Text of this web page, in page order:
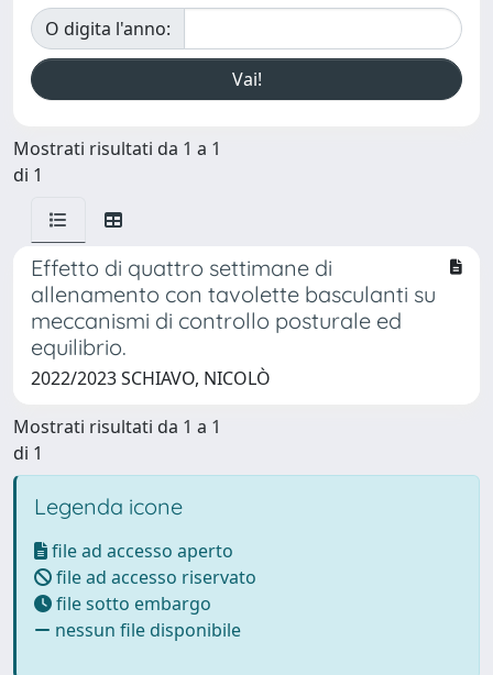
O digita l'anno:
Mostrati risultati da 1 a 1
di 1
Effetto di quattro settimane di
allenamento con tavolette basculanti su
meccanismi di controllo posturale ed
equilibrio.
2022/2023 SCHIAVO, NICOLÒ
Mostrati risultati da 1 a 1
di 1
Legenda icone
file ad accesso aperto
file ad accesso riservato
file sotto embargo
nessun file disponibile